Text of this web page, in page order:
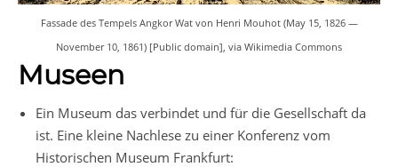
Fassade des Tempels Angkor Wat von Henri Mouhot (May 15, 1826 —
November 10, 1861) [Public domain], via Wikimedia Commons
Museen
Ein Museum das verbindet und für die Gesellschaft da
ist. Eine kleine Nachlese zu einer Konferenz vom
Historischen Museum Frankfurt: